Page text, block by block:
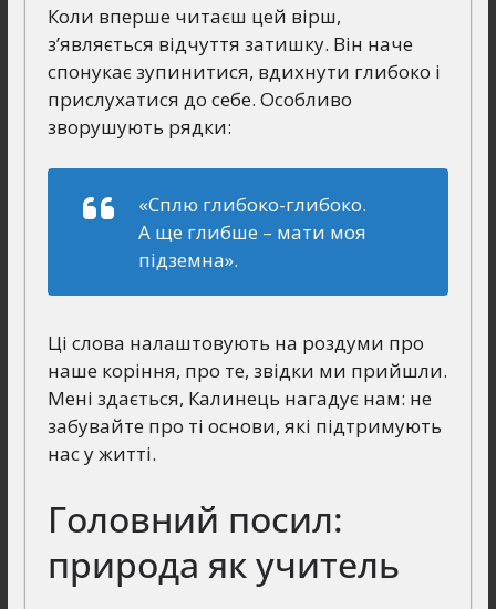
Коли вперше читаєш цей вірш,
з’являється відчуття затишку. Він наче
спонукає зупинитися, вдихнути глибоко і
прислухатися до себе. Особливо
зворушують рядки:
«Сплю глибоко-глибоко.
А ще глибше – мати моя
підземна».
Ці слова налаштовують на роздуми про
наше коріння, про те, звідки ми прийшли.
Мені здається, Калинець нагадує нам: не
забувайте про ті основи, які підтримують
нас у житті.
Головний посил:
природа як учитель